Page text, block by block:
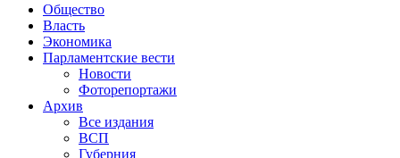
Общество
Власть
Экономика
Парламентские вести
Новости
Фоторепортажи
Архив
Все издания
ВСП
Губерния